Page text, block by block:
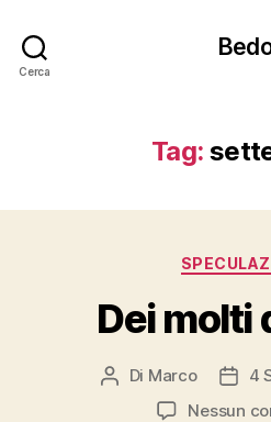
Cerca
Tag:
Dei molti
Autore
articolo
Di Marco
Data
4
Nessun